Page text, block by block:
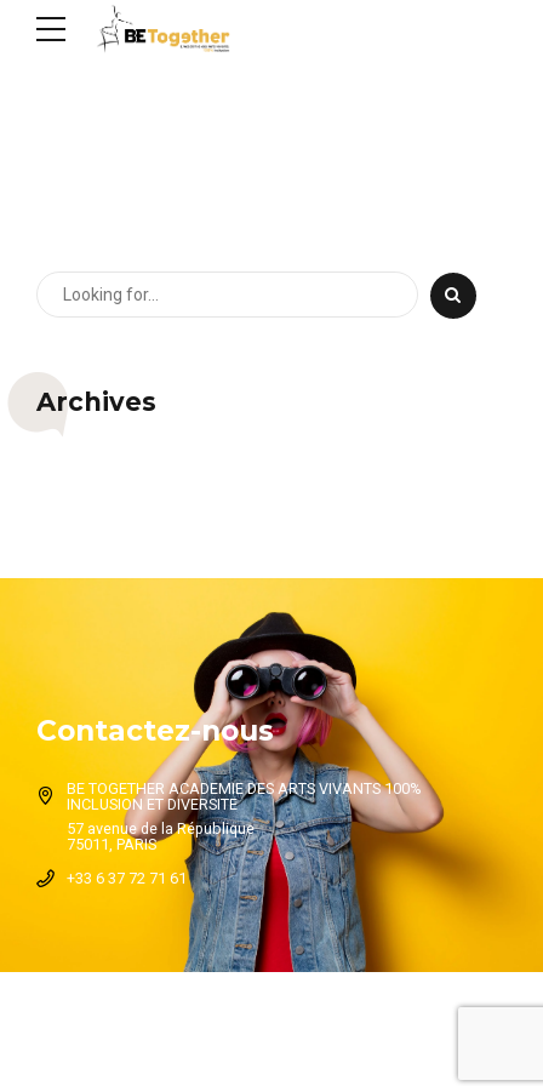
Archives
Contactez-nous
BE TOGETHER ACADEMIE DES ARTS VIVANTS 100%
INCLUSION ET DIVERSITE
57 avenue de la République
75011, PARIS
+33 6 37 72 71 61